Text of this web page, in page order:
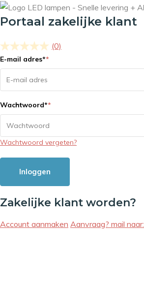
Portaal zakelijke klant
(0)
E-mail adres**
Wachtwoord**
Wachtwoord vergeten?
Inloggen
Zakelijke klant worden?
Account aanmaken Aanvraag? mail naar: